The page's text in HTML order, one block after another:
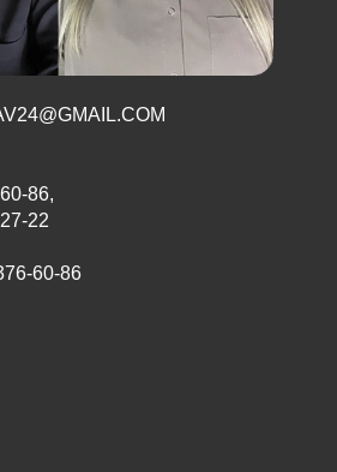
86,
22
60-86